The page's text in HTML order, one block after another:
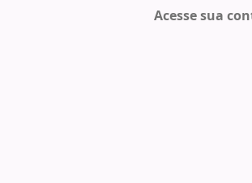
Acesse sua